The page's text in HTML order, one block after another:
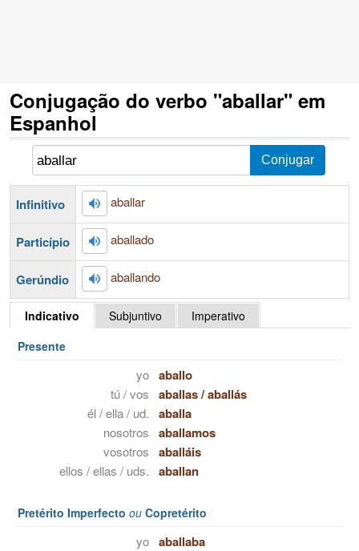
Conjugação do verbo "aballar" em
Espanhol
Infinitivo aballar
Particípio aballado
Gerúndio aballando
Indicativo Subjuntivo
Imperativo
Presente
yo aballo
tú / vos aballas/aballás
él / ella / ud. aballa
nosotros aballamos
vosotros aballáis
ellos / ellas / uds. aballan
Pretérito Imperfecto ou Copretérito
yo aballaba